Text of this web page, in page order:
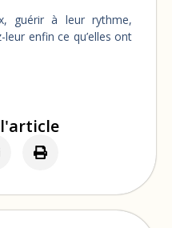
guérir à leur rythme,
enfin ce qu’elles ont